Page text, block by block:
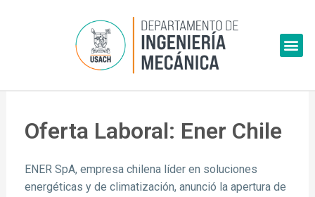
Oferta Laboral: Ener Chile
ENER SpA, empresa chilena líder en soluciones
energéticas y de climatización, anunció la apertura de